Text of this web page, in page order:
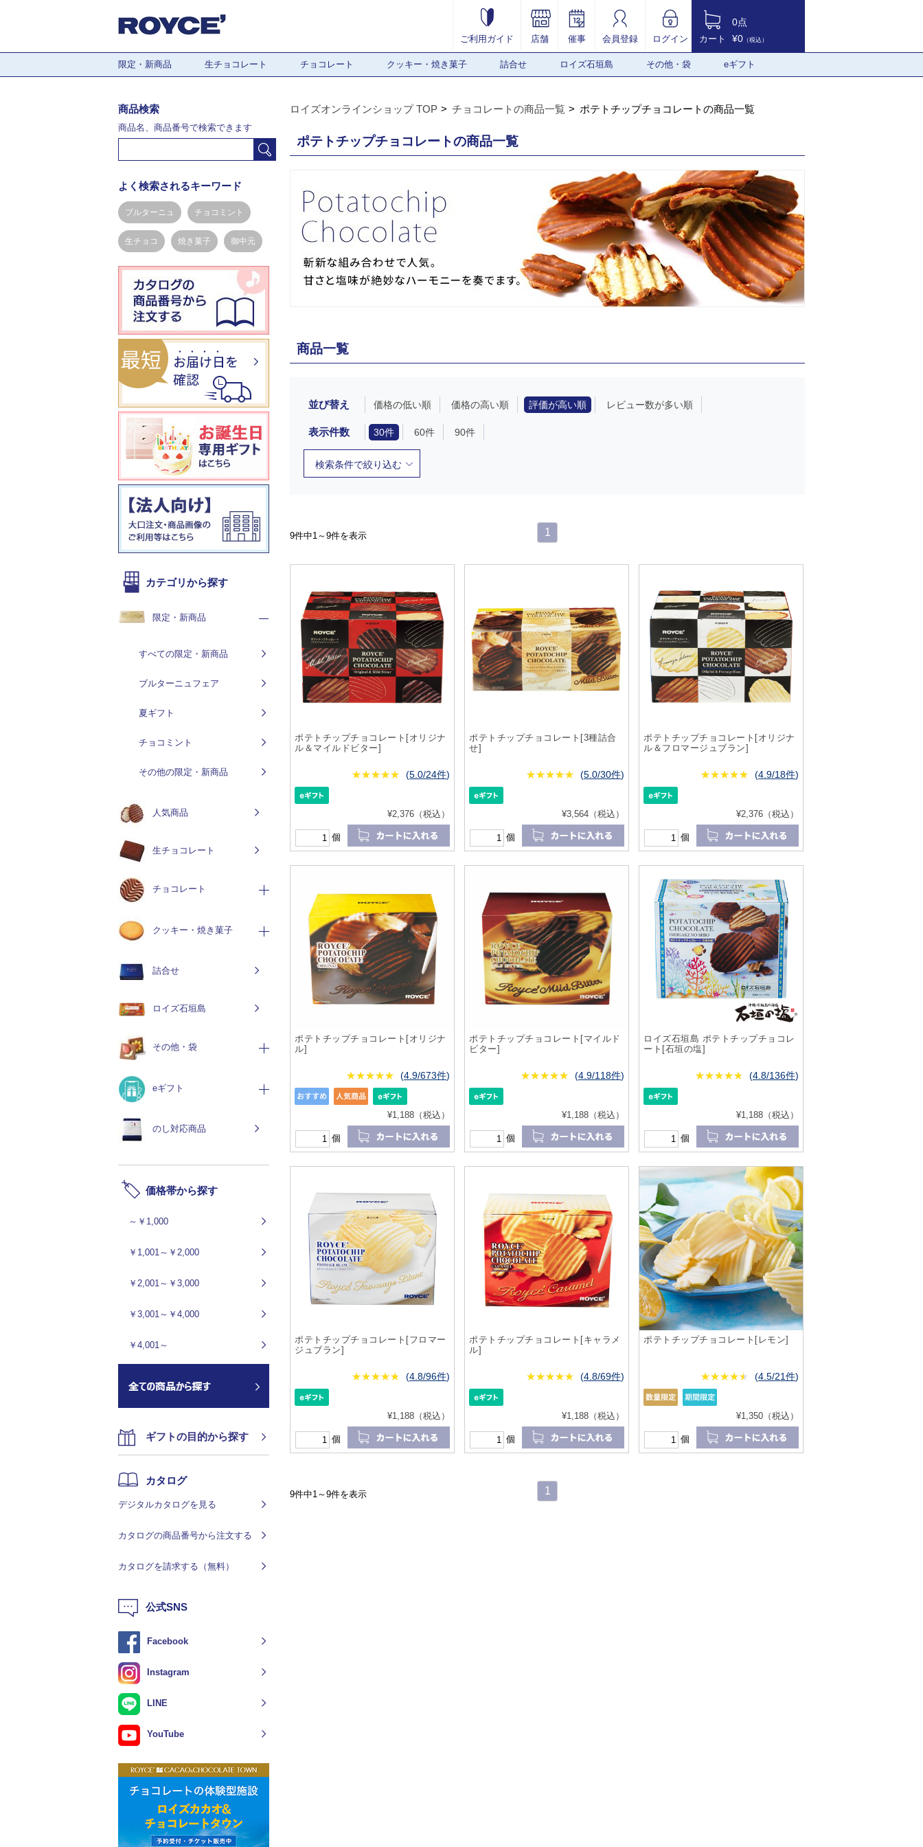
ご利用ガイド 店舗 催事 会員登録 ログイン カート
0点
¥0 （税込）
限定・新商品 生チョコレート チョコレート クッキー・焼き菓子 詰合せ ロイズ石垣島 その他・袋 eギフト
ロイズオンラインショップ TOP チョコレートの商品一覧 ポテトチップチョコレートの商品一覧
ポテトチップチョコレートの商品一覧
商品一覧
並び替え 価格の低い順 価格の高い順 評価が高い順 レビュー数が多い順
表示件数 30件 60件 90件
検索条件で絞り込む
9件中1～9件を表示 1
ポテトチップチョコレート[オリジナ
ル＆マイルドビター]
★★★★★
★★★★★ (5.0/24件)
¥2,376（税込）
個
ポテトチップチョコレート[3種詰合
せ]
★★★★★
★★★★★ (5.0/30件)
¥3,564（税込）
個
ポテトチップチョコレート[オリジナ
ル＆フロマージュブラン]
★★★★★
★★★★★ (4.9/18件)
¥2,376（税込）
個
ポテトチップチョコレート[オリジナ
ル]
★★★★★
★★★★★ (4.9/673件)
¥1,188（税込）
個
ポテトチップチョコレート[マイルド
ビター]
★★★★★
★★★★★ (4.9/118件)
¥1,188（税込）
個
ロイズ石垣島 ポテトチップチョコレ
ート[石垣の塩]
★★★★★
★★★★★ (4.8/136件)
¥1,188（税込）
個
ポテトチップチョコレート[フロマー
ジュブラン]
★★★★★
★★★★★ (4.8/96件)
¥1,188（税込）
個
ポテトチップチョコレート[キャラメ
ル]
★★★★★
★★★★★ (4.8/69件)
¥1,188（税込）
個
ポテトチップチョコレート[レモン]
★★★★★
★★★★★ (4.5/21件)
¥1,350（税込）
個
9件中1～9件を表示 1
商品検索
商品名、商品番号で検索できます
よく検索されるキーワード
ブルターニュ チョコミント
生チョコ 焼き菓子 御中元
カテゴリから探す
限定・新商品
すべての限定・新商品
ブルターニュフェア
夏ギフト
チョコミント
その他の限定・新商品
人気商品
生チョコレート
チョコレート
クッキー・焼き菓子
詰合せ
ロイズ石垣島
その他・袋
eギフト
のし対応商品
価格帯から探す
～￥1,000
￥1,001～￥2,000
￥2,001～￥3,000
￥3,001～￥4,000
￥4,001～
ギフトの目的から探す
カタログ
デジタルカタログを見る
カタログの商品番号から注文する
カタログを請求する（無料）
公式SNS
Facebook
Instagram
LINE
YouTube